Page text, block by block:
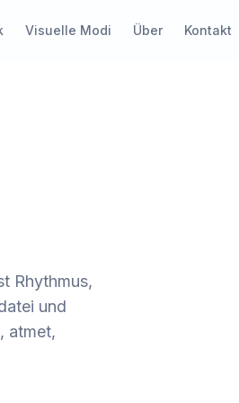
Visuelle Modi Über Kontakt
Rhythmus,
und
atmet,